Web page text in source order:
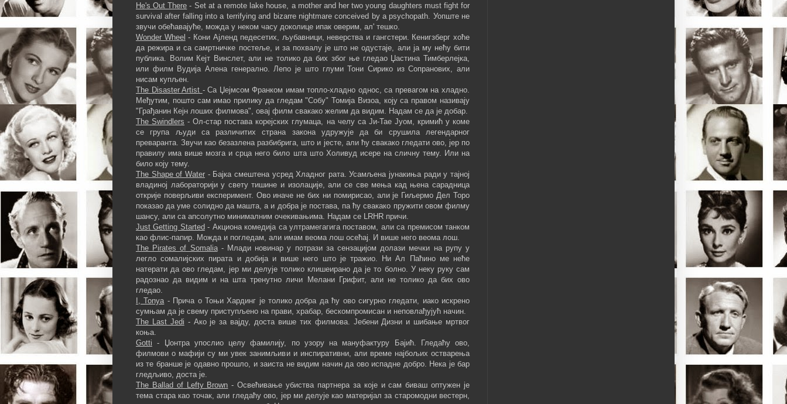
He's Out There - Set at a remote lake house, a mother and her two young daughters must fight for
survival after falling into a terrifying and bizarre nightmare conceived by a psychopath. Уопште не
звучи обећавајуће, можда у неком часу доколице ипак оверим, ал' тешко.
Wonder Wheel - Кони Ајленд педесетих, љубавници, неверства и гангстери. Кенигзберг хоће
да режира и са самртничке постеље, и за похвалу је што не одустаје, али ја му нећу бити
публика. Волим Кејт Винслет, али не толико да бих због ње гледао Џастина Тимберлејка,
или филм Вудија Алена генерално. Лепо је што глуми Тони Сирико из Сопранових, али
нисам купљен.
The Disaster Artist - Са Џејмсом Франком имам топло-хладно однос, са превагом на хладно.
Међутим, пошто сам имао прилику да гледам "Собу" Томија Визоа, коју са правом називају
"Грађанин Кејн лоших филмова", овај филм свакако желим да видим. Надам се да је добар.
The Swindlers - Ол-стар постава корејских глумаца, на челу са Ји-Тае Јуом, кримић у коме
се група људи са различитих страна закона удружује да би срушила легендарног
преваранта. Звучи као безазлена разбибрига, што и јесте, али ћу свакако гледати ово, јер по
правилу има више мозга и срца него било шта што Холивуд исере на сличну тему. Или на
било коју тему.
The Shape of Water- Бајка смештена усред Хладног рата. Усамљена јунакиња ради у тајној
владиној лабораторији у свету тишине и изолације, али се све мења кад њена сарадница
открије поверљиви експеримент. Ово иначе не бих ни помирисао, али је Гиљермо Дел Торо
показао да уме солидно да машта, а и добра је постава, па ћу свакако пружити овом филму
шансу, али са апсолутно минималним очекивањима. Надам се LRHR причи.
Just Getting Started - Акциона комедија са ултрамегагига поставом, али са премисом танком
као флис-папир. Можда и погледам, али имам веома лош осећај. И више него веома лош.
The Pirates of Somalia- Млади новинар у потрази за сензацијом долази мечки на рупу у
легло сомалијских пирата и добија и више него што је тражио. Ни Ал Паћино ме неће
натерати да ово гледам, јер ми делује толико клишеирано да је то болно. У неку руку сам
радознао да видим и на шта тренутно личи Мелани Грифит, али не толико да бих ово
гледао.
I, Tonya- Прича о Тоњи Хардинг је толико добра да ћу ово сигурно гледати, иако искрено
сумњам да је свему приступљено на прави, храбар, бескомпромисан и неповлађујућ начин.
The Last Jedi - Ако је за вајду, доста више тих филмова. Јебени Дизни и шибање мртвог
коња.
Gotti - Џонтра упослио целу фамилију, по узору на мануфактуру Бајић. Гледаћу ово,
филмови о мафији су ми увек занимљиви и инспиративни, али време најбољих остварења
из те бранше је одавно прошло, и заиста не видим начин да ово испадне добро. Нека је бар
гледљиво, доста је.
The Ballad of Lefty Brown - Освећивање убиства партнера за које и сам биваш оптужен је
тема стара као точак, али гледаћу ово, јер ми делује као материјал за старомодни вестерн,